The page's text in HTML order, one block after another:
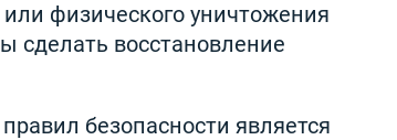
физического уничтожения
сделать восстановление
безопасности является